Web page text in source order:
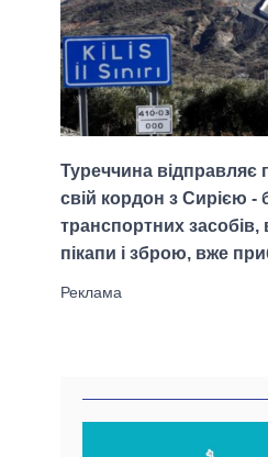
Туреччина відправляє
свій кордон з Сирією -
транспортних засобів,
пікапи і зброю, вже